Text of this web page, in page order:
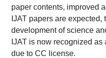
paper contents, improved
IJAT papers are expected,
development of science
IJAT is now recognized as
due to CC license.